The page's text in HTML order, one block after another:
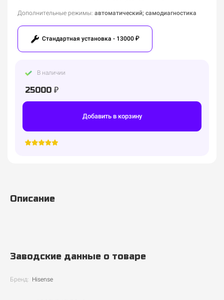
Дополнительные режимы: автоматический; самодиагностика
Стандартная установка - 13000 ₽
В наличии
25000 ₽
Добавить в корзину
Описание
Заводские данные о товаре
Бренд: Hisense